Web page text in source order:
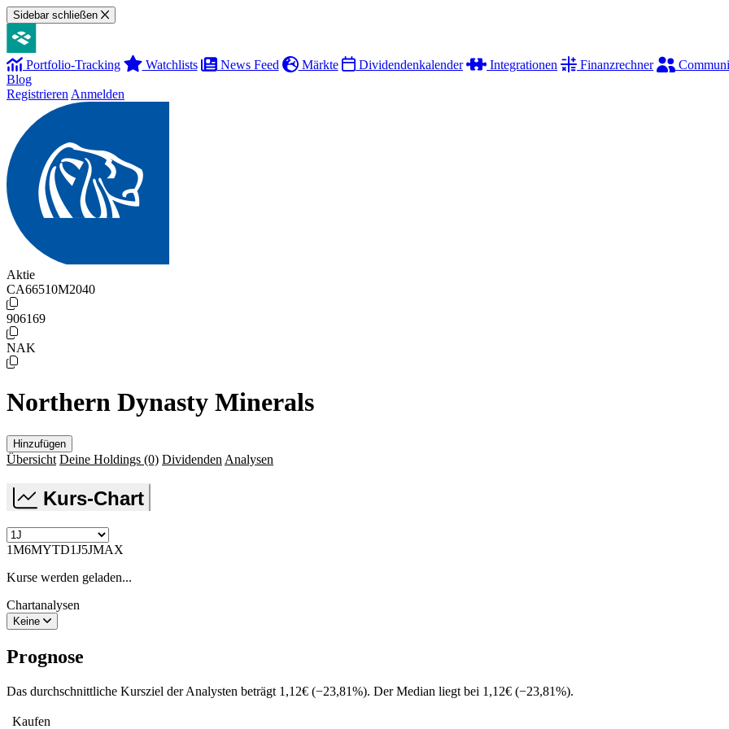
Sidebar schließen
Portfolio-Tracking Watchlists News Feed Märkte Dividendenkalender Integrationen Finanzrechner
Blog
Registrieren Anmelden
Aktie
CA66510M2040
906169
NAK
Northern Dynasty Minerals
Hinzufügen
Übersicht Deine Holdings (0) Dividenden Analysen
Kurs-Chart
1M6MYTD1J5JMAX
Kurse werden geladen...
Chartanalysen
Keine
Prognose
Das durchschnittliche Kursziel der Analysten beträgt 1,12€ (−23,81%). Der Median liegt bei 1,12€ (−23,81%).
Kaufen